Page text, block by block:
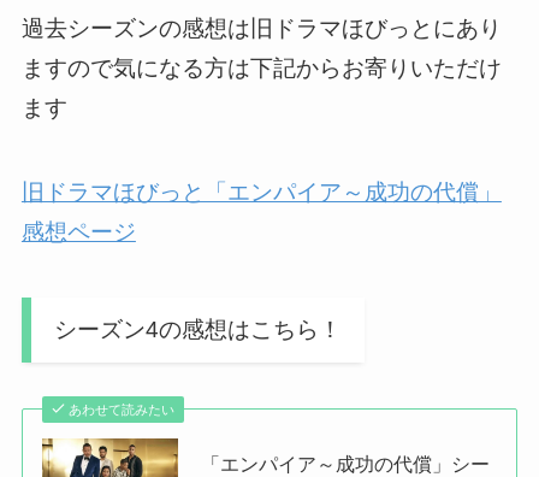
過去シーズンの感想は旧ドラマほびっとにあり
ますので気になる方は下記からお寄りいただけ
ます
旧ドラマほびっと「エンパイア～成功の代償」
感想ページ
シーズン4の感想はこちら！
あわせて読みたい
「エンパイア～成功の代償」シー